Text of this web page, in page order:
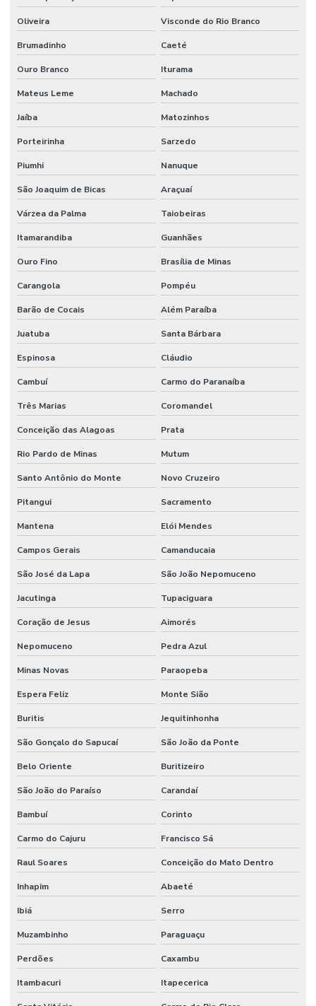
Oliveira Visconde do Rio Branco
Brumadinho Caeté
Ouro Branco Iturama
Mateus Leme Machado
Jaíba Matozinhos
Porteirinha Sarzedo
Piumhi Nanuque
São Joaquim de Bicas Araçuaí
Várzea da Palma Taiobeiras
Itamarandiba Guanhães
Ouro Fino Brasília de Minas
Carangola Pompéu
Barão de Cocais Além Paraíba
Juatuba Santa Bárbara
Espinosa Cláudio
Cambuí Carmo do Paranaíba
Três Marias Coromandel
Conceição das Alagoas Prata
Rio Pardo de Minas Mutum
Santo Antônio do Monte Novo Cruzeiro
Pitangui Sacramento
Mantena Elói Mendes
Campos Gerais Camanducaia
São José da Lapa São João Nepomuceno
Jacutinga Tupaciguara
Coração de Jesus Aimorés
Nepomuceno Pedra Azul
Minas Novas Paraopeba
Espera Feliz Monte Sião
Buritis Jequitinhonha
São Gonçalo do Sapucaí São João da Ponte
Belo Oriente Buritizeiro
São João do Paraíso Carandaí
Bambuí Corinto
Carmo do Cajuru Francisco Sá
Raul Soares Conceição do Mato Dentro
Inhapim Abaeté
Ibiá Serro
Muzambinho Paraguaçu
Perdões Caxambu
Itambacuri Itapecerica